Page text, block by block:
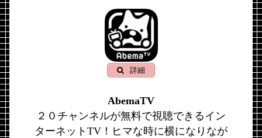
詳細
AbemaTV
２０チャンネルが無料で視聴できるイン
ターネットTV！ヒマな時に横になりなが